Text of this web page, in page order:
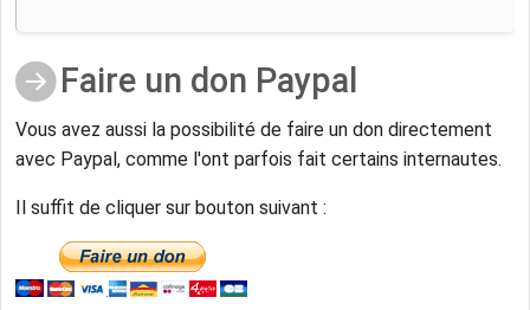
Faire un don Paypal
Vous avez aussi la possibilité de faire un don directement
avec Paypal, comme l'ont parfois fait certains internautes.
Il suffit de cliquer sur bouton suivant :